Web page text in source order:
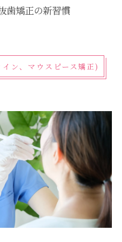
歯矯正の新習慣
ン、マウスピース矯正)